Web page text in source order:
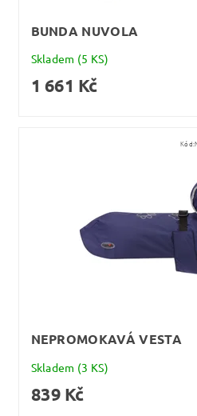
BUNDA NUVOLA
Skladem (5 KS)
1 661 Kč
Kód:
NEPROMOKAVÁ VESTA
Skladem (3 KS)
839 Kč